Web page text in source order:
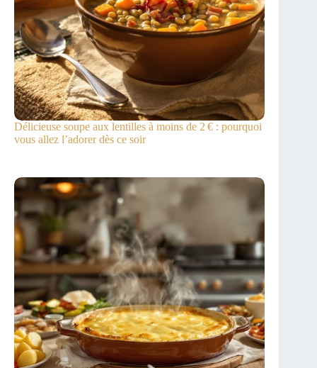
Délicieuse soupe aux lentilles à moins de 2 € : pourquoi
vous allez l’adorer dès ce soir